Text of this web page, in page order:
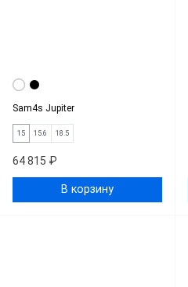
Sam4s Jupiter
15 15.6 18.5
64 815 ₽
В корзину